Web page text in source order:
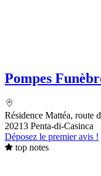
Pompes
TRAVAGLINI
Résidence Mattéa, route
20213 Penta-di-Casinca
Déposez le premier avis !
top notes